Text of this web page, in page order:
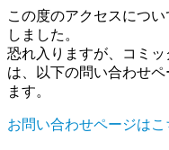
この度のアクセスにつ
しました。
恐れ入りますが、コミ
は、以下の問い合わせ
ます。
お問い合わせページは